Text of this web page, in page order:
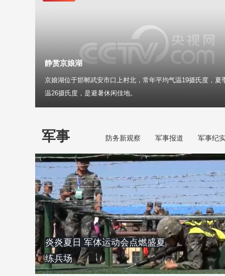
静赏京娘湖
京娘湖位于邯郸武安市口上村北，常年平均气温19摄氏度，夏
温26摄氏度，是避暑休闲佳地。
军事 防务新观察 军事报道 军事纪
炎炎夏日 军体运动会点燃盛夏
练兵场